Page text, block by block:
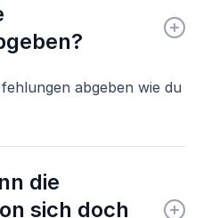
abgeben wie du
die
sich doch